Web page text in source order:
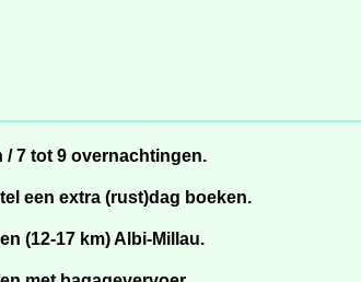
/ 7 tot 9 overnachtingen.
een extra (rust)dag boeken.
(12-17 km) Albi-Millau.